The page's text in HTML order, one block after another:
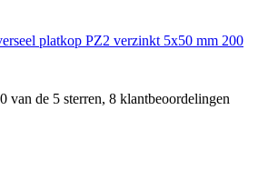
platkop PZ2 verzinkt 5x50 mm 200
van de 5 sterren, 8 klantbeoordelingen